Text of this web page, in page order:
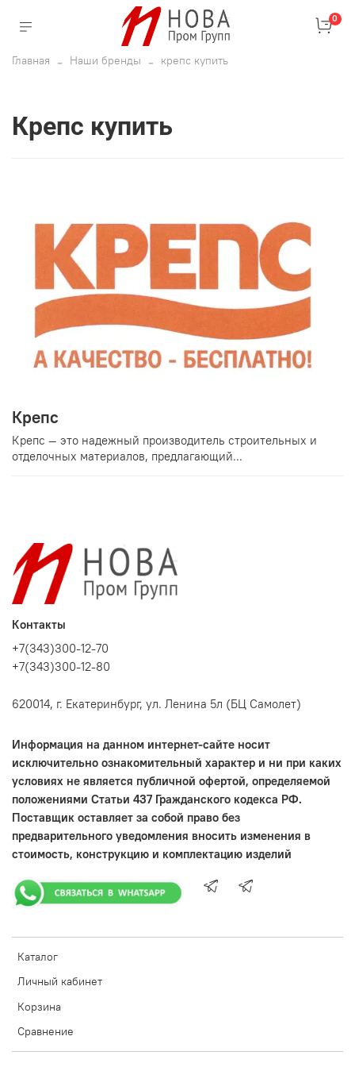
0
Главная Наши бренды крепс купить
крепс купить
Крепс
Крепс — это надежный производитель строительных и
отделочных материалов, предлагающий...
Каталог
Личный кабинет
Корзина
Сравнение
Контакты
+7(343)300-12-70
+7(343)300-12-80
620014, г. Екатеринбург, ул. Ленина 5л (БЦ Самолет)
Информация на данном интернет-сайте носит
исключительно ознакомительный характер и ни при каких
условиях не является публичной офертой, определяемой
положениями Статьи 437 Гражданского кодекса РФ.
Поставщик оставляет за собой право без
предварительного уведомления вносить изменения в
стоимость, конструкцию и комплектацию изделий